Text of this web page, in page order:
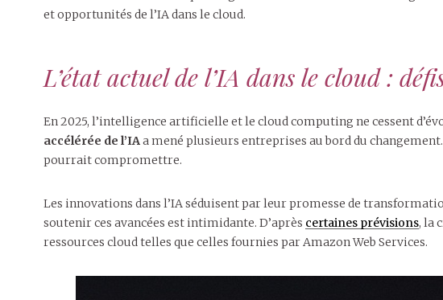
et opportunités de l’IA dans le cloud.
L’état actuel de l’IA dans le cloud :
En 2025, l’intelligence artificielle et le cloud computing ne cessent
accélérée de l’IAa mené plusieurs entreprises au bord du changement.
pourrait compromettre.
Les innovations dans l’IA séduisent par leur promesse de
soutenir ces avancées est intimidante. D’après certaines prévisions, la
ressources cloud telles que celles fournies par Amazon Web Services.